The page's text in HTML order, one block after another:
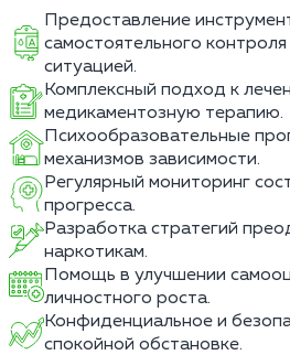
Предоставление
самостоятельного
ситуацией.
Комплексный подход к
медикаментозную терапию.
Психообразовательные
механизмов зависимости.
Регулярный мониторинг
прогресса.
Разработка стратегий
наркотикам.
Помощь в улучшении
личностного роста.
Конфиденциальное и
спокойной обстановке.